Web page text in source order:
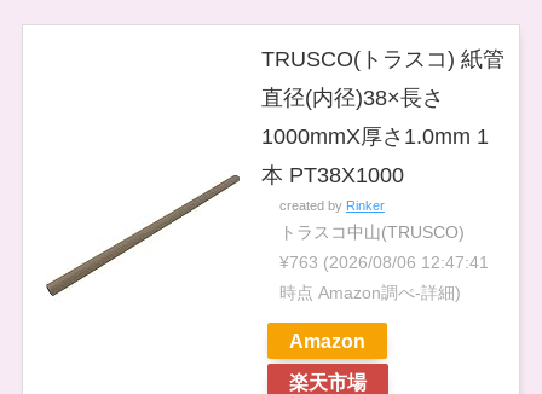
TRUSCO(トラスコ) 紙管
直径(内径)38×長さ
1000mmX厚さ1.0mm 1
本 PT38X1000
created by Rinker
トラスコ中山(TRUSCO)
¥763 (2026/08/06 12:47:41
時点 Amazon調べ-詳細)
Amazon
楽天市場